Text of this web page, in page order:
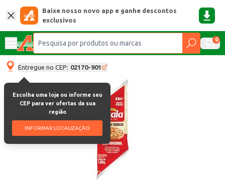
Baixe nosso novo app e ganhe descontos
exclusivos
0
Entregue no CEP: 02170-901
Escolha uma loja ou informe seu
CEP para ver ofertas da sua
região
INFORMAR LOCALIZAÇÃO